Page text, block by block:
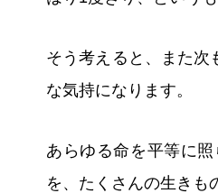
そう考えると、また次
な気持になります。
あらゆる命を平等に
を、たくさんの生きも